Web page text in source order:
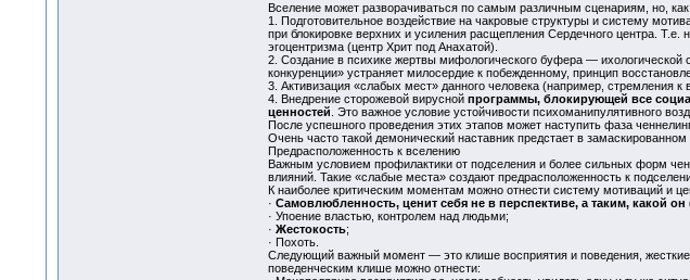
Вселение может разворачиваться по самым различным сценариям, но,
1. Подготовительное воздействие на чакровые структуры и систему
при блокировке верхних и усиления расщепления Сердечного центра. Т.е.
эгоцентризма (центр Хрит под Анахатой).
2. Создание в психике жертвы мифологического буфера — ихологической
конкуренции» устраняет милосердие к побежденному, принцип
3. Активизация «слабых мест» данного человека (например, стремления к
4. Внедрение сторожевой вирусной программы, блокирующей все
ценностей . Это важное условие устойчивости психоманипулятивного
После успешного проведения этих этапов может наступить фаза
Очень часто такой демонический наставник предстает в
Предрасположенность к вселению
Важным условием профилактики от подселения и более сильных форм
влияний. Такие «слабые места» создают предрасположенность к
К наиболее критическим моментам можно отнести систему мотиваций и
· Самовлюбленность, ценит себя не в перспективе, а таким, какой он
· Упоение властью, контролем над людьми;
· Жестокость;
· Похоть.
Следующий важный момент — это клише восприятия и поведения,
поведенческим клише можно отнести: